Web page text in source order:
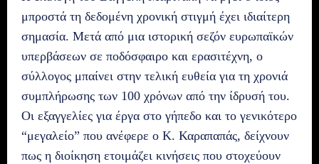
μπροστά τη δεδομένη χρονική στιγμή έχει ιδιαίτερη
σημασία. Μετά από μια ιστορική σεζόν ευρωπαϊκών
υπερβάσεων σε ποδόσφαιρο και ερασιτέχνη, ο
σύλλογος μπαίνει στην τελική ευθεία για τη χρονιά
συμπλήρωσης των 100 χρόνων από την ίδρυσή του.
Οι εξαγγελίες για έργα στο γήπεδο και το γενικότερο
“μεγαλείο” που ανέφερε ο Κ. Καραπαπάς, δείχνουν
πως η διοίκηση ετοιμάζει κινήσεις που στοχεύουν